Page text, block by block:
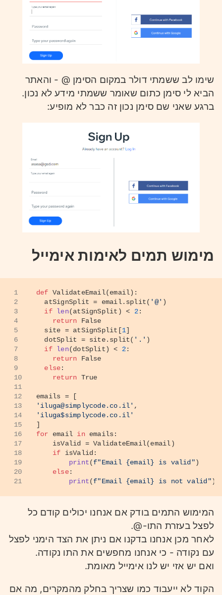
[0-9]{1,2}\.[0-9]{1,2}\.[0-9]{4}
מה שמבלבל פה זה שיש לנו שני סוגריים -
הראשון מגדיר תרתי משמע את התו של הסוגר,
והסוגר השני הוא כחלק מביטוי רגקס.
[0-9]{3}
שהוא מחפש בדיוק 3 מספרים בין 0 ל9.
([A-Z]){4}\s{1}([0-9]{4})
בשורה השנייה זה לא מוצא את הטקסט כי יש
שם שני רווחים ואנחנו רק רוצים אחד.
בשורה השלישית זה מוצא רק את החלק הראשון
שימו לב שהטקסט מכיל יותר אך הוא מוצא רק
שימו לב ששמתי דולר במקום הסימן @ - והאתר
הביא לי סימן כתום שאומר ששמתי מידע לא נכון.
ברגע שאני שם סימן נכון זה כבר לא מופיע:
מימוש תמים לאימות אימייל
1
2
3
4
5
6
7
8
9
10
11
12
13
14
15
16
17
18
19
20
21
def ValidateEmail(email):
  atSignSplit = email.split(
'@' )
if len(atSignSplit) < 2:
return
False
  site = atSignSplit[
1]
  dotSplit = site.split(
'.' )
if len(dotSplit) < 2:
return
False
else:
return True
emails = [
'iluga@simplycode.co.il' ,
'iluga$simplycode.co.il'
]
for
email in emails:
    isValid = ValidateEmail(email)
if isValid:
print(f"Email {email} is valid")
else:
print(f"Email {email} is not valid")
המימוש התמים בודק אם אנחנו יכולים קודם כל
לפצל בעזרת התו-@.
לאחר מכן אנחנו בדקנו אם ניתן את הצד הימני לפצל
עם נקודה - כי אנחנו מחפשים את התו נקודה.
ואם יש אזי יש לנו אימייל מאומת.
הקוד לא ייעבוד כמו שצריך בחלק מהמקרים, מה אם